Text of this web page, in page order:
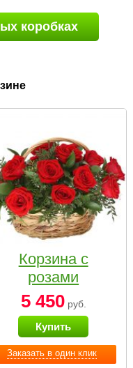
коробках
Заказать в один клик
Корзина с
розами
«Красный
Париж»
5 450руб.
Купить